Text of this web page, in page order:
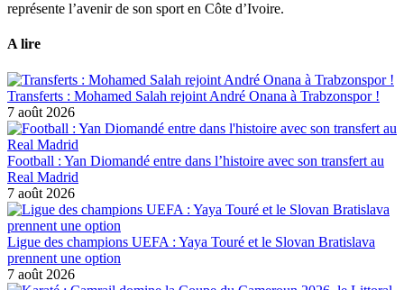
représente l’avenir de son sport en Côte d’Ivoire.
A lire
Transferts : Mohamed Salah rejoint André Onana à Trabzonspor !
7 août 2026
Football : Yan Diomandé entre dans l’histoire avec son transfert au
Real Madrid
7 août 2026
Ligue des champions UEFA : Yaya Touré et le Slovan Bratislava
prennent une option
7 août 2026